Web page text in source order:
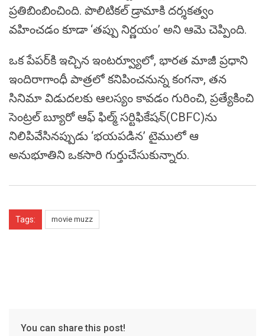
ప్రతిబింబించింది. పొలిటికల్ డ్రామాకి దర్శకత్వం
వహించడం కూడా ‘తప్పు నిర్ణయం’ అని ఆమె చెప్పింది.
ఒక పేపర్‌కి ఇచ్చిన ఇంటర్వ్యూలో, భారత మాజీ ప్రధాని
ఇందిరాగాంధీ పాత్రలో కనిపించనున్న కంగనా, తన
సినిమా విడుదలకు ఆలస్యం కావడం గురించి, ప్రత్యేకించి
సెంట్రల్ బ్యూరో ఆఫ్ ఫిల్మ్ సర్టిఫికేషన్(CBFC)ను
నిలిపివేసినప్పుడు ‘భయపడిన’ టైములో ఆ
అనుభూతిని ఒకసారి గుర్తుచేసుకున్నారు.
Tags: movie muzz
You can share this post!